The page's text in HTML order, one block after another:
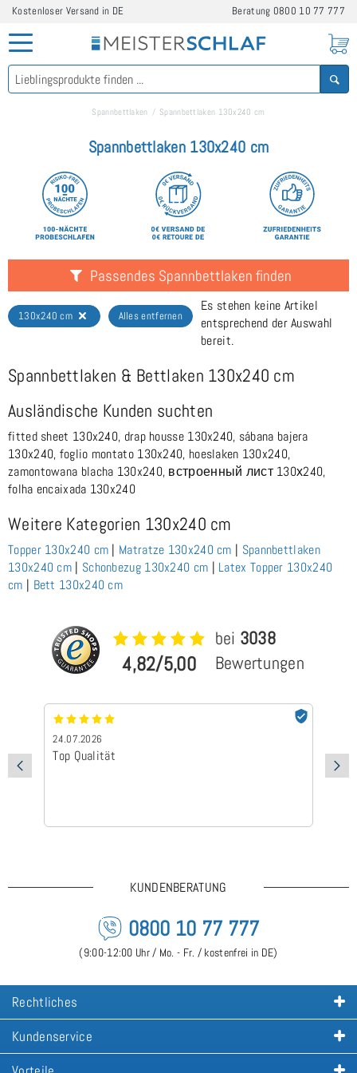
Kostenloser Versand in DE Beratung 0800 10 77 777
Spannbettlaken Spannbettlaken 130x240 cm
Spannbettlaken 130x240 cm
Passendes Spannbettlaken finden
130x240 cm Alles entfernen
Es stehen keine Artikel
entsprechend der Auswahl
bereit.
Spannbettlaken & Bettlaken 130x240 cm
Ausländische Kunden suchten
fitted sheet 130x240, drap housse 130x240, sábana bajera
130x240, foglio montato 130x240, hoeslaken 130x240,
zamontowana blacha 130x240, встроенный лист 130х240,
folha encaixada 130x240
Weitere Kategorien 130x240 cm
Topper 130x240 cm | Matratze 130x240 cm | Spannbettlaken
130x240 cm | Schonbezug 130x240 cm | Latex Topper 130x240
cm | Bett 130x240 cm
4,82/5,00
bei 3038
Bewertungen
24.07.2026
Top Qualität
KUNDENBERATUNG
0800 10 77 777
(9:00-12:00 Uhr / Mo. - Fr. / kostenfrei in DE)
Rechtliches
Kundenservice